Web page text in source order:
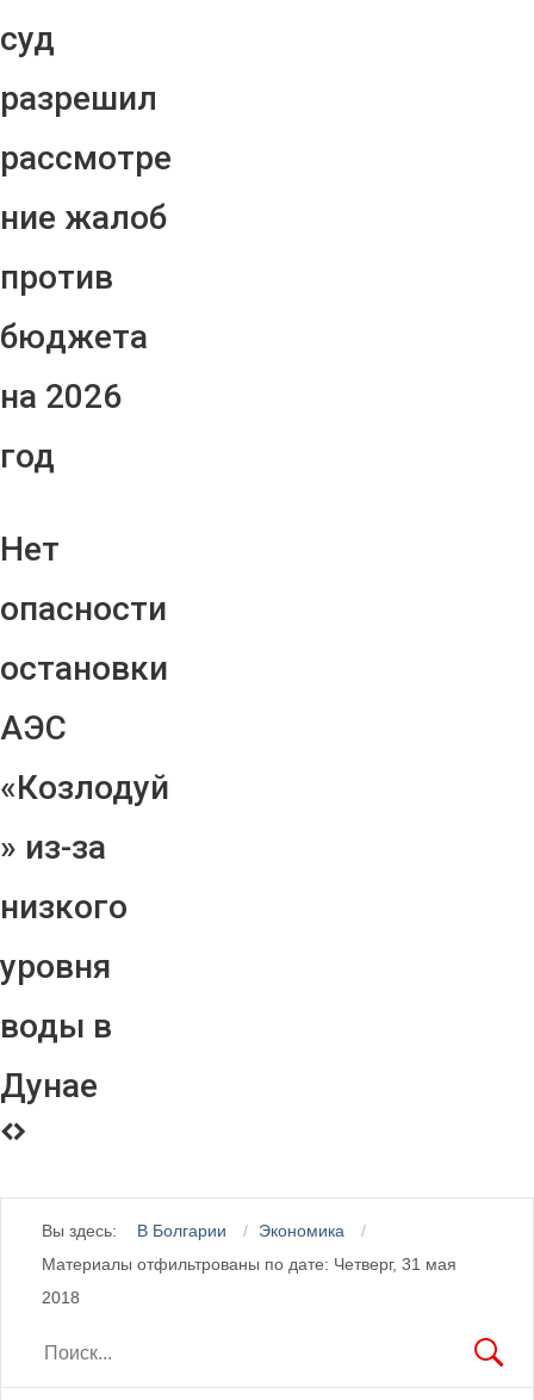
суд
разрешил
рассмотре
ние жалоб
против
бюджета
на 2026
год
Нет
опасности
остановки
АЭС
«Козлодуй
» из-за
низкого
уровня
воды в
Дунае
Вы здесь: В Болгарии
Экономика
Материалы отфильтрованы по дате: Четверг, 31 мая
2018